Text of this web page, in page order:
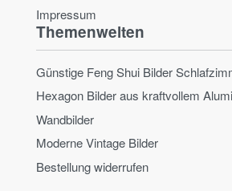
Impressum
Themenwelten
Günstige Feng Shui Bilder
Hexagon Bilder aus kraftvollem
Wandbilder
Moderne Vintage Bilder
Bestellung widerrufen